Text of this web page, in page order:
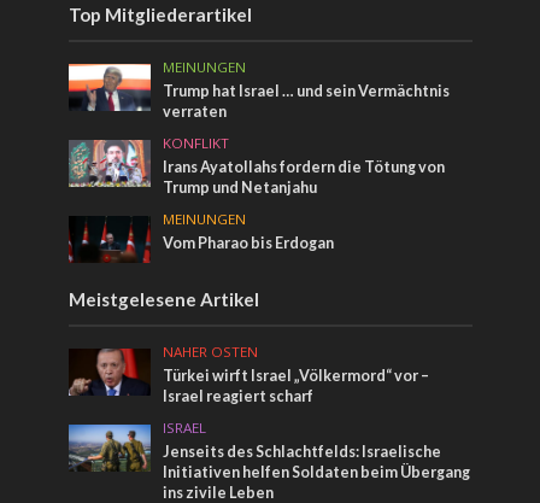
Top Mitgliederartikel
MEINUNGEN
Trump hat Israel … und sein Vermächtnis
verraten
KONFLIKT
Irans Ayatollahs fordern die Tötung von
Trump und Netanjahu
MEINUNGEN
Vom Pharao bis Erdogan
Meistgelesene Artikel
NAHER OSTEN
Türkei wirft Israel „Völkermord“ vor –
Israel reagiert scharf
ISRAEL
Jenseits des Schlachtfelds: Israelische
Initiativen helfen Soldaten beim Übergang
ins zivile Leben